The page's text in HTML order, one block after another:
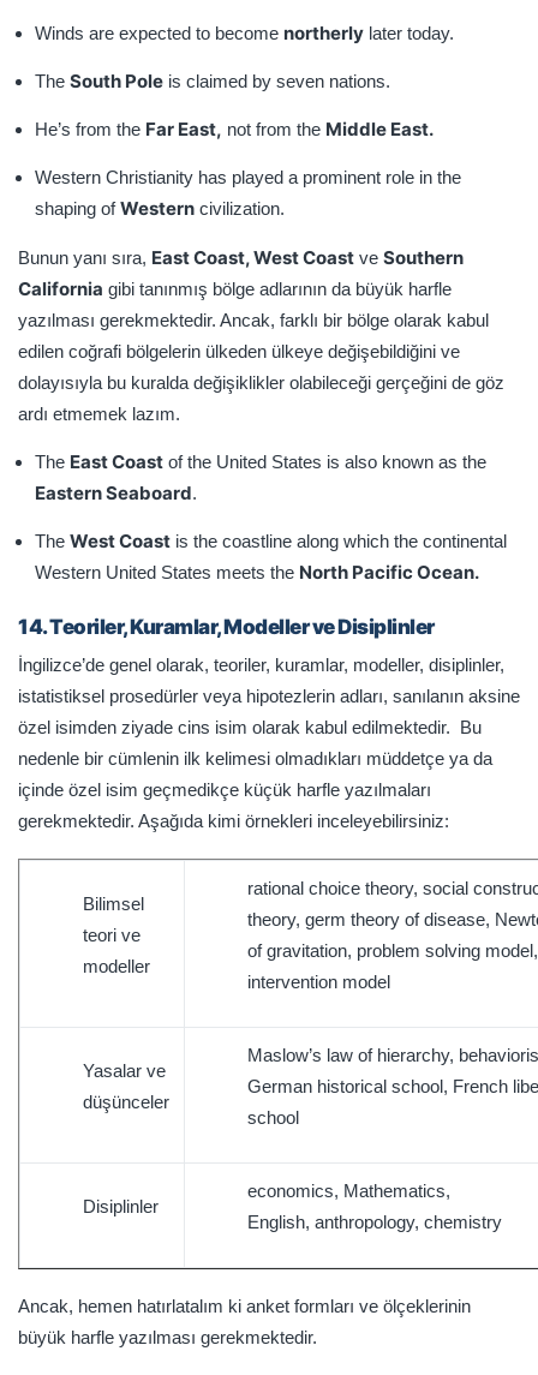
Winds are expected to become northerly later today.
The South Pole is claimed by seven nations.
He’s from the Far East, not from the Middle East.
Western Christianity has played a prominent role in the
shaping ofWestern civilization.
Bunun yanı sıra, East Coast, West Coast ve Southern
California gibi tanınmış bölge adlarının da büyük harfle
yazılması gerekmektedir. Ancak, farklı bir bölge olarak kabul
edilen coğrafi bölgelerin ülkeden ülkeye değişebildiğini ve
dolayısıyla bu kuralda değişiklikler olabileceği gerçeğini de göz
ardı etmemek lazım.
The East Coast of the United States is also known as the
Eastern Seaboard.
The West Coast is the coastline along which the continental
Western United States meets the North Pacific Ocean.
14. Teoriler, Kuramlar, Modeller ve Disiplinler
İngilizce’de genel olarak, teoriler, kuramlar, modeller, disiplinler,
istatistiksel prosedürler veya hipotezlerin adları, sanılanın aksine
özel isimden ziyade cins isim olarak kabul edilmektedir. Bu
nedenle bir cümlenin ilk kelimesi olmadıkları müddetçe ya da
içinde özel isim geçmedikçe küçük harfle yazılmaları
gerekmektedir. Aşağıda kimi örnekleri inceleyebilirsiniz:
Bilimsel
teori ve
modeller
rational choice theory, social
theory, germ theory of disease,
of gravitation, problem solving
intervention model
Yasalar ve
düşünceler
Maslow’s law of hierarchy,
German historical school, French
school
Disiplinler
economics, Mathematics,
English, anthropology, chemistry
Ancak, hemen hatırlatalım ki anket formları ve ölçeklerinin
büyük harfle yazılması gerekmektedir.